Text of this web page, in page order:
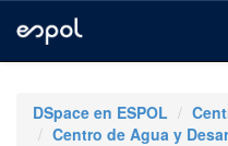
navigationDSpace en ESPOL
Centro de Agua y